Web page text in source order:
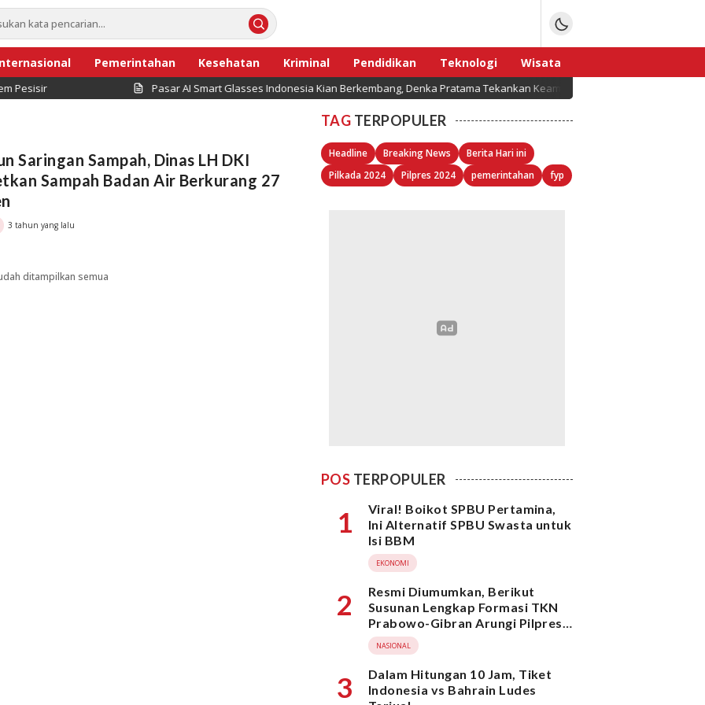
Pemerintahan Kesehatan Kriminal Pendidikan Teknologi
Wisata
Sport
Pasar AI Smart Glasses Indonesia Kian Berkembang, Denka Pratama Tekankan Keamanan Data dan Sertifikasi Resmi
Saringan Sampah, Dinas LH DKI
Sampah Badan Air Berkurang 27
3 tahun yang lalu
ditampilkan semua
TAG TERPOPULER
Headline Breaking News
Berita Hari ini
Pilkada 2024
Pilpres 2024 pemerintahan fyp
POS TERPOPULER
1
Viral! Boikot SPBU Pertamina,
Ini Alternatif SPBU Swasta untuk
Isi BBM
EKONOMI
2
Resmi Diumumkan, Berikut
Susunan Lengkap Formasi TKN
Prabowo-Gibran Arungi Pilpres
2024, Ada Ridwan Kamil hingga
Suami Yenny Wahid
NASIONAL
3
Dalam Hitungan 10 Jam, Tiket
Indonesia vs Bahrain Ludes